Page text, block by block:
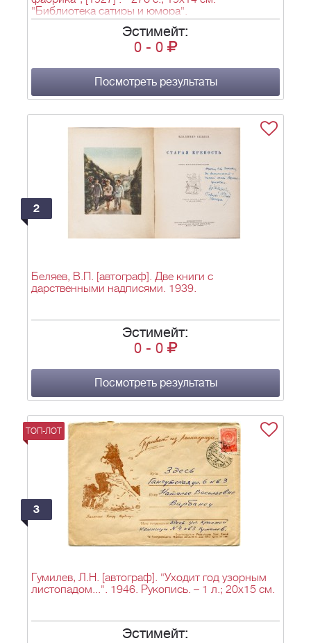
"Библиотека сатиры и юмора".
Эстимейт:
0 - 0
Посмотреть результаты
2
Беляев, В.П. [автограф]. Две книги с
дарственными надписями. 1939.
Эстимейт:
0 - 0
Посмотреть результаты
ТОП-ЛОТ
3
Гумилев, Л.Н. [автограф]. "Уходит год узорным
листопадом...". 1946. Рукопись. – 1 л.; 20х15 см.
Эстимейт: